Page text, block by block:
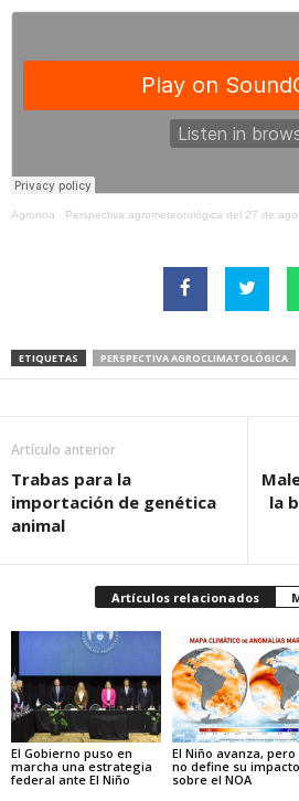
Agronoa · Perspectiva agrometeorológica del 27 de agosto al 2
ETIQUETAS PERSPECTIVA AGROCLIMATOLÓGICA
Artículo anterior
Trabas para la
importación de genética
animal
la
Artículos relacionados
El Gobierno puso en
marcha una estrategia
federal ante El Niño
El Niño avanza, pero
no define su impacto
sobre el NOA